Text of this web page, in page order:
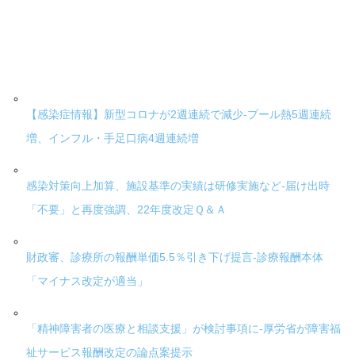
【感染症情報】新型コロナが2週連続で減少-プール熱5週連続
増、インフル・手足口病4週連続増
感染対策向上加算、施設基準の実績は研修実施など-届け出時
「不要」と再度強調、22年度改定Ｑ＆Ａ
財政審、診療所の報酬単価5.5％引き下げ提言-診療報酬本体
「マイナス改定が適当」
「精神障害者の医療と相談支援」が検討事項に-厚労省が障害福
祉サービス報酬改定の論点案提示